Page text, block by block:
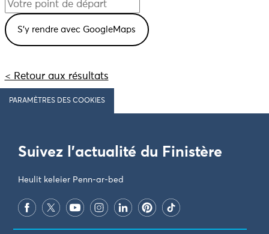
< Retour aux résultats
PARAMÈTRES DES COOKIES
Suivez l'actualité du Finistère
Heulit keleier Penn-ar-bed